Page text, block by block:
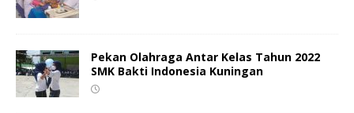
Pekan Olahraga Antar Kelas Tahun 2022
SMK Bakti Indonesia Kuningan